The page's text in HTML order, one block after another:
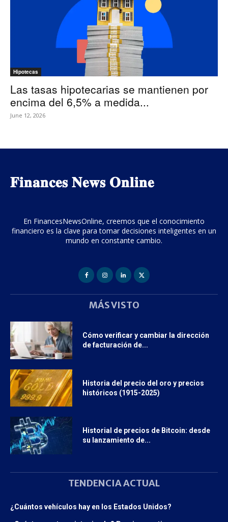
Hipotecas
Las tasas hipotecarias se mantienen por
encima del 6,5% a medida...
June 12, 2026
𝐅𝐢𝐧𝐚𝐧𝐜𝐞𝐬 𝐍𝐞𝐰𝐬 𝐎𝐧𝐥𝐢𝐧𝐞
En FinancesNewsOnline, creemos que el conocimiento
financiero es la clave para tomar decisiones inteligentes en un
mundo en constante cambio.
MÁS VISTO
Cómo verificar y cambiar la dirección
de facturación de...
Historia del precio del oro y precios
históricos (1915-2025)
Historial de precios de Bitcoin: desde
su lanzamiento de...
TENDENCIA ACTUAL
¿Cuántos vehículos hay en los Estados Unidos?